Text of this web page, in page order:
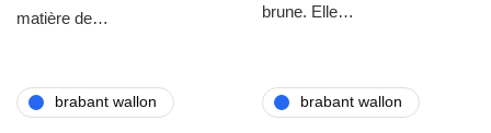
matière de…
brune. Elle…
brabant wallon brabant wallon